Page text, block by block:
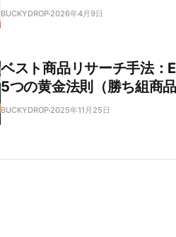
BUCKYDROP 2026年4月9日
ベスト商品リサーチ手法：
5つの黄金法則（勝ち組商
BUCKYDROP 2025年11月25日